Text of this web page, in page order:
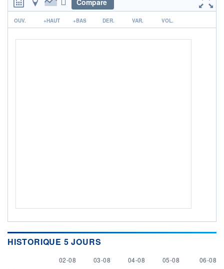
0,0615 0,0614
COTATION SPÉCIFIQUE
r
OUV. +HAUT +BAS DER. VAR. VOL.
HISTORIQUE 5 JOURS
2 AUGUST
02-08 3 AUGUST
03-08 4 AUGUST
04-08 5 AUGUST
05-08 6
06-08